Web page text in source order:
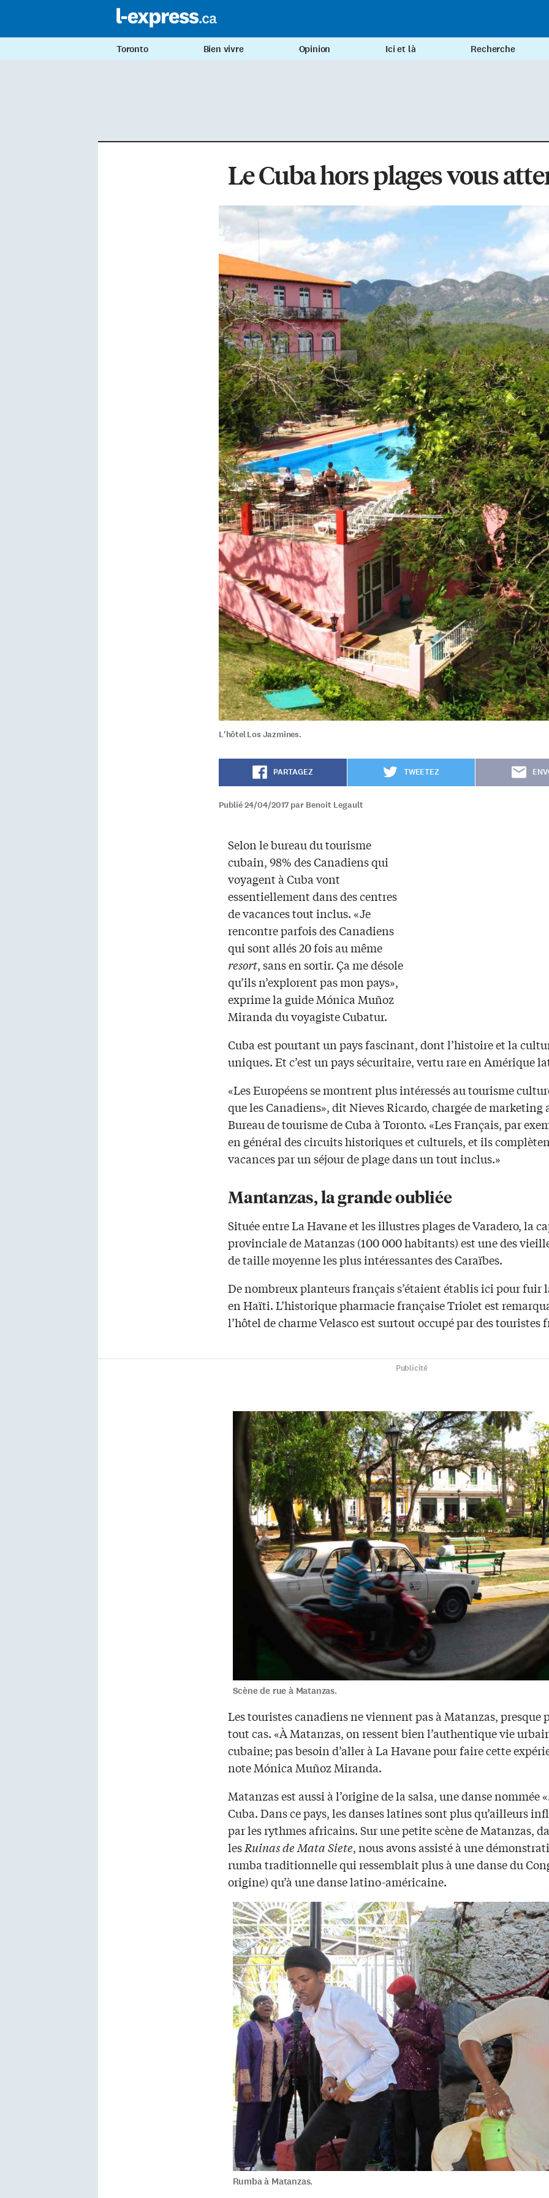
Toronto Bien vivre Opinion Ici et là Recherche
Le Cuba hors plages vous
L'hôtel Los Jazmines.
PARTAGEZ TWEETEZ
Publié 24/04/2017 par Benoit Legault
Selon le bureau du tourisme
cubain, 98% des Canadiens qui
voyagent à Cuba vont
essentiellement dans des centres
de vacances tout inclus. «Je
rencontre parfois des Canadiens
qui sont allés 20 fois au même
resort, sans en sortir. Ça me désole
qu’ils n’explorent pas mon pays»,
exprime la guide Mónica Muñoz
Miranda du voyagiste Cubatur.
Cuba est pourtant un pays fascinant, dont l’histoire et la
uniques. Et c’est un pays sécuritaire, vertu rare en Amérique
«Les Européens se montrent plus intéressés au tourisme
que les Canadiens», dit Nieves Ricardo, chargée de marketing
Bureau de tourisme de Cuba à Toronto. «Les Français, par
en général des circuits historiques et culturels, et ils
vacances par un séjour de plage dans un tout inclus.»
Mantanzas, la grande oubliée
Située entre La Havane et les illustres plages de Varadero, la
provinciale de Matanzas (100 000 habitants) est une des
de taille moyenne les plus intéressantes des Caraïbes.
De nombreux planteurs français s’étaient établis ici pour fuir
en Haïti. L’historique pharmacie française Triolet est
l’hôtel de charme Velasco est surtout occupé par des touristes
Publicité
Scène de rue à Matanzas.
Les touristes canadiens ne viennent pas à Matanzas, presque
tout cas. «À Matanzas, on ressent bien l’authentique vie
cubaine; pas besoin d’aller à La Havane pour faire cette
note Mónica Muñoz Miranda.
Matanzas est aussi à l’origine de la salsa, une danse nommée «
Cuba. Dans ce pays, les danses latines sont plus qu’ailleurs
par les rythmes africains. Sur une petite scène de Matanzas,
lesRuinas de Mata Siete, nous avons assisté à une
rumba traditionnelle qui ressemblait plus à une danse du
origine) qu’à une danse latino-américaine.
Rumba à Matanzas.